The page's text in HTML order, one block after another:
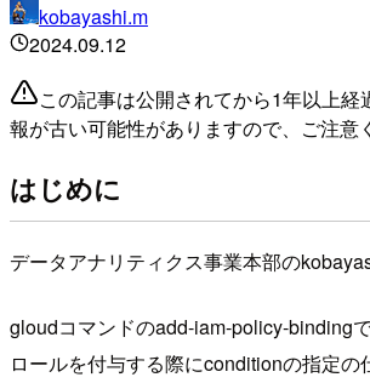
kobayashi.m
2024.09.12
この記事は公開されてから1年以上経
報が古い可能性がありますので、ご注意
はじめに
データアナリティクス事業本部の
gloudコマンドのadd-iam-policy-binding
ロールを付与する際にconditionの指定の